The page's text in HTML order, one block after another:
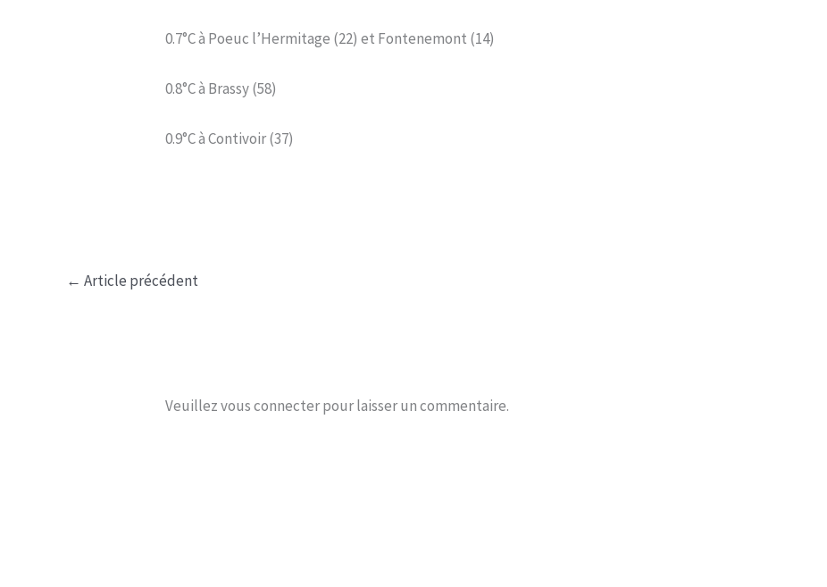
0.7°C à Poeuc l’Hermitage (22) et Fontenemont (14)
0.8°C à Brassy (58)
0.9°C à Contivoir (37)
← Article précédent
Veuillez vous connecter pour laisser un commentaire.